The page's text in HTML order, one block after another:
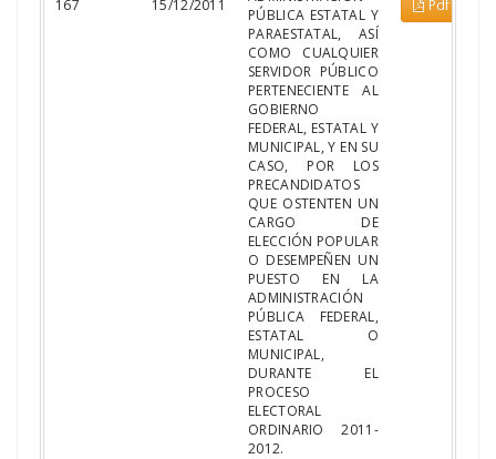
167 15/12/2011
PÚBLICA ESTATAL Y
PARAESTATAL, ASÍ
COMO CUALQUIER
SERVIDOR PÚBLICO
PERTENECIENTE AL
GOBIERNO
FEDERAL, ESTATAL Y
MUNICIPAL, Y EN SU
CASO, POR LOS
PRECANDIDATOS
QUE OSTENTEN UN
CARGO DE
ELECCIÓN POPULAR
O DESEMPEÑEN UN
PUESTO EN LA
ADMINISTRACIÓN
PÚBLICA FEDERAL,
ESTATAL O
MUNICIPAL,
DURANTE EL
PROCESO
ELECTORAL
ORDINARIO 2011-
2012.
Pdf